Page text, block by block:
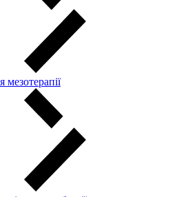
мезотерапії